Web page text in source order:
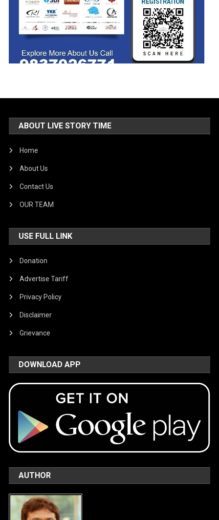
ABOUT LIVE STORY TIME
Home
About Us
Contact Us
OUR TEAM
USE FULL LINK
Donation
Advertise Tariff
Privacy Policy
Disclaimer
Grievance
DOWNLOAD APP
AUTHOR